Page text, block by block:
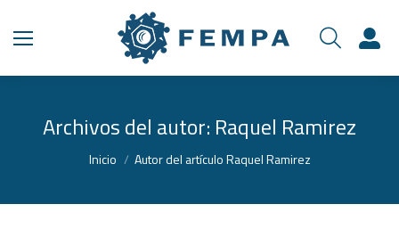
Archivos del autor: Raquel Ramirez
Estás aquí:
Inicio Autor del artículo Raquel Ramirez